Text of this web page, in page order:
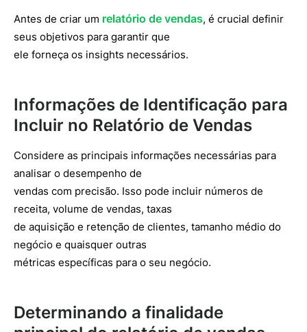
Antes de criar um relatório de vendas, é crucial definir
seus objetivos para garantir que
ele forneça os insights necessários.
Informações de Identificação para
Incluir no Relatório de Vendas
Considere as principais informações necessárias para
analisar o desempenho de
vendas com precisão. Isso pode incluir números de
receita, volume de vendas, taxas
de aquisição e retenção de clientes, tamanho médio do
negócio e quaisquer outras
métricas específicas para o seu negócio.
Determinando a finalidade